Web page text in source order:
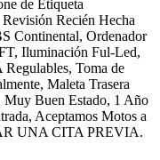
de Etiqueta
Recién Hecha
Continental, Ordenador
Iluminación Ful-Led,
Toma de
Maleta Trasera
Muy Buen Estado, 1 Año
Aceptamos Motos a
UNA CITA PREVIA.